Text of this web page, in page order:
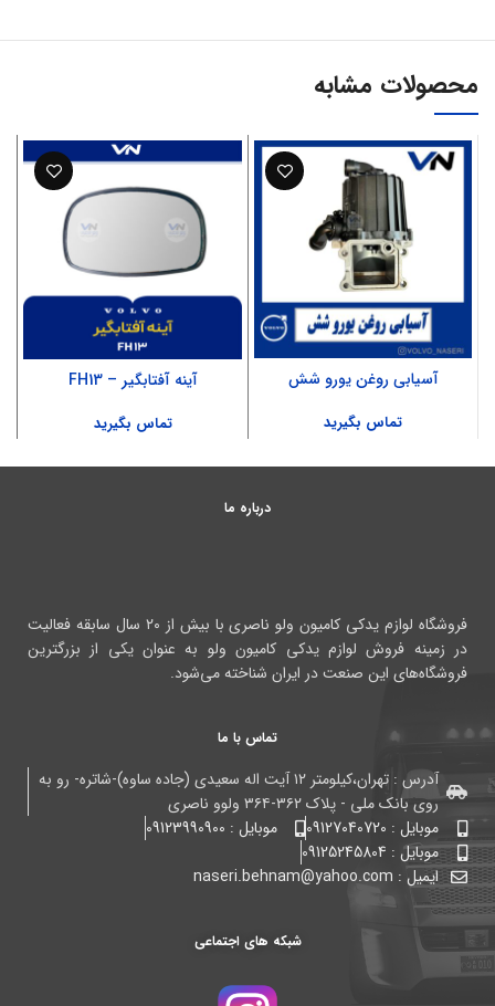
محصولات مشابه
آسیابی روغن یورو شش
تماس بگیرید
آینه آفتابگیر – FH13
تماس بگیرید
درباره ما
فروشگاه لوازم یدکی کامیون ولو ناصری با بیش از ۲۰ سال سابقه فعالیت
در زمینه فروش لوازم یدکی کامیون ولو به عنوان یکی از بزرگترین
فروشگاه‌های این صنعت در ایران شناخته می‌شود.
تماس با ما
آدرس : تهران،کیلومتر ۱۲ آیت اله سعیدی (جاده ساوه)-شاتره- رو به
روی بانک ملی - پلاک ۳۶۲-۳۶۴ ولوو ناصری
موبایل : 09127040720
موبایل : 09123990900
موبایل : 09125245804
ایمیل : naseri.behnam@yahoo.com
شبکه های اجتماعی